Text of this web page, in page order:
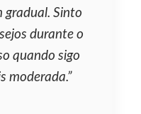
gradual. Sinto
durante o
quando sigo
moderada.”